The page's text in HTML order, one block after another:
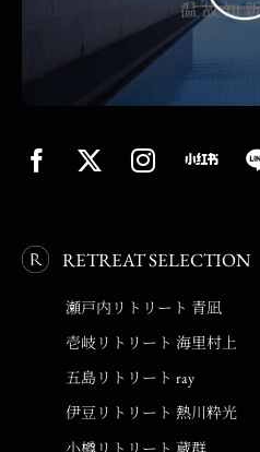
RETREAT SELECTION
瀬戸内リトリート 青凪
壱岐リトリート 海里村上
五島リトリート ray
伊豆リトリート 熱川粋光